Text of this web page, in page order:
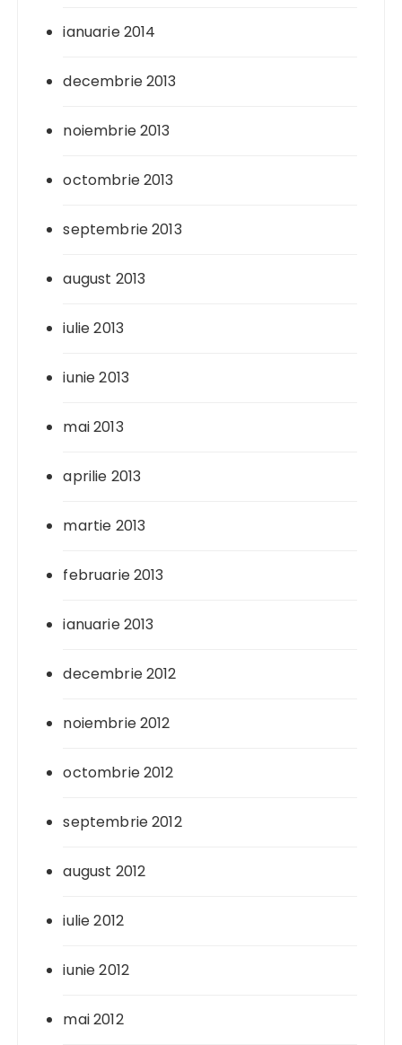
ianuarie 2014
decembrie 2013
noiembrie 2013
octombrie 2013
septembrie 2013
august 2013
iulie 2013
iunie 2013
mai 2013
aprilie 2013
martie 2013
februarie 2013
ianuarie 2013
decembrie 2012
noiembrie 2012
octombrie 2012
septembrie 2012
august 2012
iulie 2012
iunie 2012
mai 2012